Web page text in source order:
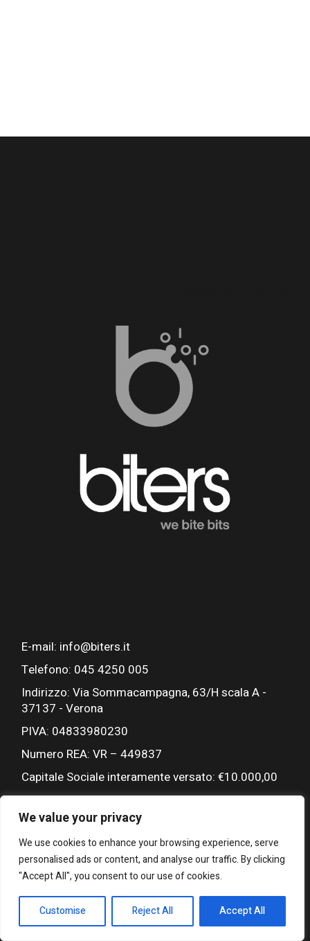
We value your privacy
We use cookies to enhance your browsing experience, serve
personalised ads or content, and analyse our traffic. By clicking
"Accept All", you consent to our use of cookies.
Customise Reject All Accept All
E-mail: info@biters.it
Telefono: 045 4250 005
Indirizzo: Via Sommacampagna, 63/H scala A -
37137 - Verona
PIVA: 04833980230
Numero REA: VR – 449837
Capitale Sociale interamente versato: €10.000,00
© 2026 Biters Srl, Tutti i diritti sono riservati.